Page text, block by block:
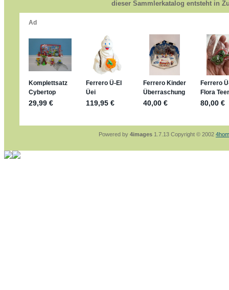
Dein Enkel sollte zur Strafe die nächsten 3
Für die Figuren VC307, 310, 318 und 326
mein Enkel hat die leider weggeworfen
jan-lukas:
geschrieben am: 29. 4. 2026 -
https://www.ferrero-
sammelspass.de/einladung/
jan-lukas:
geschrieben am: 28. 4. 2026 -
stimmt, jetzt fällt es mir auch ein
geschrieben am: 28. 4.
So habe ich das in Erinnerung ... oder?
jan-lukas:geschrieben am: 28. 4. 2026 -
dieser Sammlerkatalog entsteht in
Powered by 4images 1.7.13 Copyright © 2002